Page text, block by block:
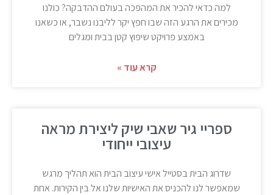
למה כדאי להכיר את המהפכה בעולם ההדבקה? כולנו
מכירים את הרגע הזה שבו חפץ יקר לליבנו נשבר, או כשאנו
באמצע פרויקט שיפוץ קטן בבית ומגלים
קרא עוד »
ספריי גיר שאבי שיק ליצירת מראה
עיצובי ייחודי
שדרוג הבית בסטייל אישי עיצוב הבית הוא תהליך מרגש
שמאפשר לנו להכניס את האישיות שלנו אל בין הקירות. אחת